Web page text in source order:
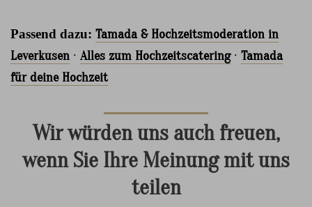
Passend dazu: Tamada & Hochzeitsmoderation in
Leverkusen · Alles zum Hochzeitscatering· Tamada
für deine Hochzeit
Wir würden uns auch freuen,
wenn Sie Ihre Meinung mit uns
teilen